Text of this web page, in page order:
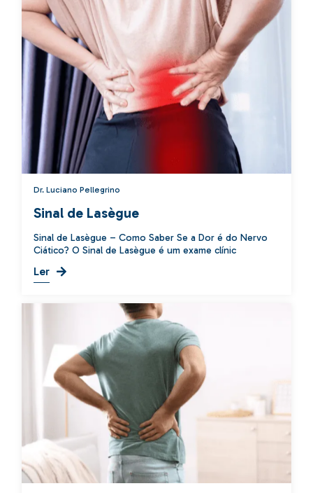
Dr. Luciano Pellegrino
Sinal de Lasègue
Sinal de Lasègue – Como Saber Se a Dor é do Nervo
Ciático? O Sinal de Lasègue é um exame clínic
Ler